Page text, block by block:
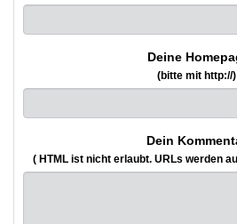
Deine
(bitte mit http://)
Dein
( HTML ist nicht erlaubt. URLs werden